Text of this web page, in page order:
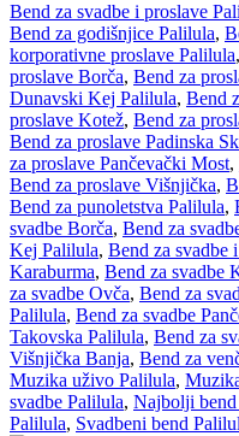
Bend za svadbe i proslave
Bend za godišnjice Palilula,
korporativne proslave Palilula,
proslave Borča, Bend za
Dunavski Kej Palilula, Bend
proslave Kotež, Bend za
Bend za proslave Padinska
za proslave Pančevački Most,
Bend za proslave Višnjička,
Bend za punoletstva Palilula,
svadbe Borča, Bend za
Kej Palilula, Bend za svadbe
Karaburma, Bend za svadbe
za svadbe Ovča, Bend za
Palilula, Bend za svadbe
Takovska Palilula, Bend za
Višnjička Banja, Bend za
Muzika uživo Palilula,
svadbe Palilula, Najbolji bend
Palilula, Svadbeni bend